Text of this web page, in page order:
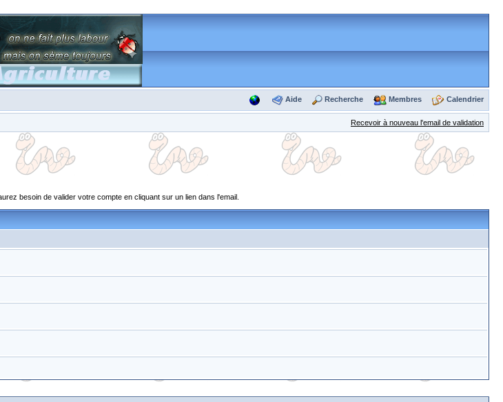
Aide Recherche Membres Calendrier
Recevoir à nouveau l'email de validation
besoin de valider votre compte en cliquant sur un lien dans l'email.